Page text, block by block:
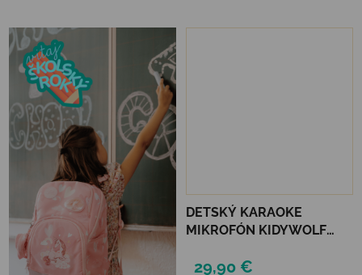
DETSKÝ KARAOKE
MIKROFÓN KIDYWOLF
29,90 €